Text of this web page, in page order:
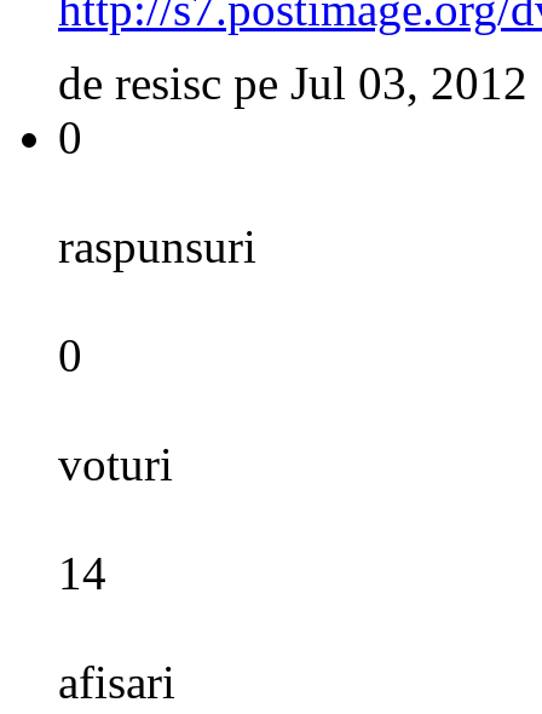
de resisc pe Jul 03, 2012
0
raspunsuri
0
voturi
14
afisari